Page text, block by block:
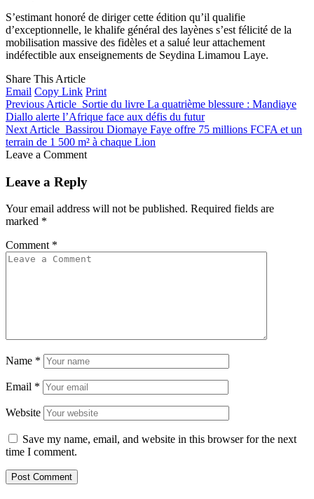
S’estimant honoré de diriger cette édition qu’il qualifie
d’exceptionnelle, le khalife général des layènes s’est félicité de la
mobilisation massive des fidèles et a salué leur attachement
indéfectible aux enseignements de Seydina Limamou Laye.
Share This Article
Email Copy Link Print
Previous Article Sortie du livre La quatrième blessure : Mandiaye
Diallo alerte l’Afrique face aux défis du futur
Next Article Bassirou Diomaye Faye offre 75 millions FCFA et un
terrain de 1 500 m² à chaque Lion
Leave a Comment
Leave a Reply
Your email address will not be published. Required fields are
marked *
Comment *
Name *
Email *
Website
Save my name, email, and website in this browser for the next
time I comment.